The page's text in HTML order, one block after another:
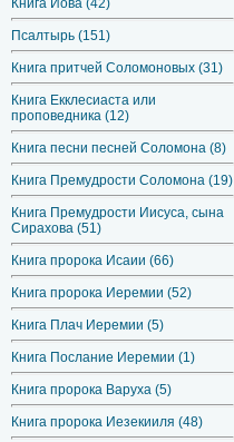
Книга Иова (42)
Псалтырь (151)
Книга притчей Соломоновых (31)
Книга Екклесиаста или
проповедника (12)
Книга песни песней Соломона (8)
Книга Премудрости Соломона (19)
Книга Премудрости Иисуса, сына
Сирахова (51)
Книга пророка Исаии (66)
Книга пророка Иеремии (52)
Книга Плач Иеремии (5)
Книга Послание Иеремии (1)
Книга пророка Варуха (5)
Книга пророка Иезекииля (48)